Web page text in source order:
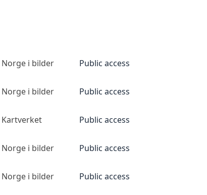
Norge i bilder Public access
Norge i bilder Public access
Kartverket Public access
Norge i bilder Public access
Norge i bilder Public access